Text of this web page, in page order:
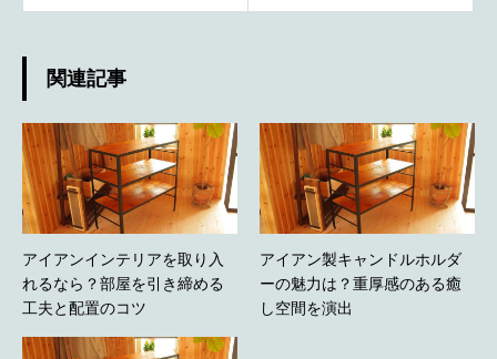
関連記事
アイアンインテリアを取り入
れるなら？部屋を引き締める
工夫と配置のコツ
アイアン製キャンドルホルダ
ーの魅力は？重厚感のある癒
し空間を演出